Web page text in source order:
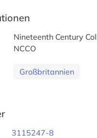
Nineteenth Century
NCCO
Großbritannien
3115247-8